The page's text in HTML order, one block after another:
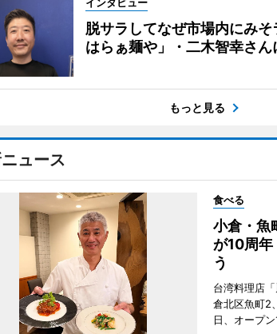
脱サラしてなぜ市場内にみ
はらぁ麺や」・二木智幸さん
もっと見る
ュース
食べる
小倉・魚
が10周
う
台湾料理店
倉北区魚町2
日、オープン